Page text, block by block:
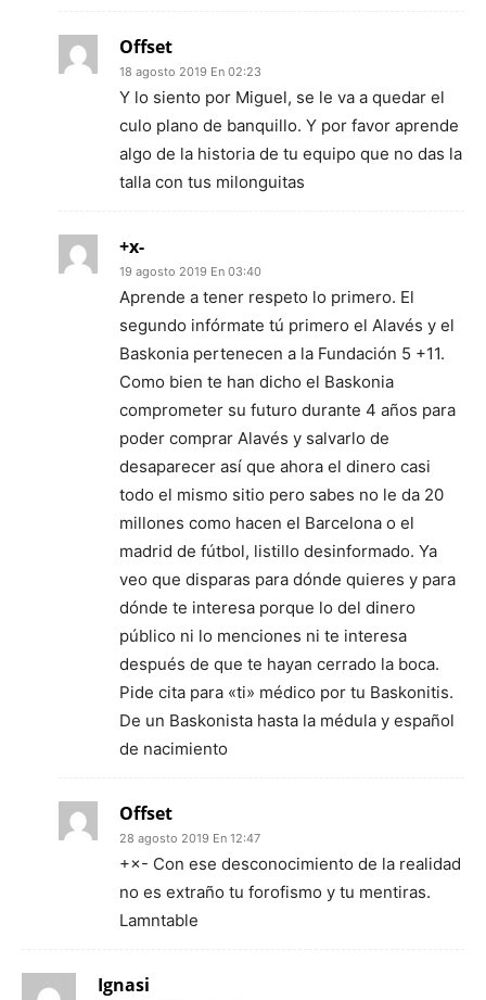
Offset
18 agosto 2019 En 02:23
Y lo siento por Miguel, se le va a quedar el
culo plano de banquillo. Y por favor aprende
algo de la historia de tu equipo que no das la
talla con tus milonguitas
+x-
19 agosto 2019 En 03:40
Aprende a tener respeto lo primero. El
segundo infórmate tú primero el Alavés y el
Baskonia pertenecen a la Fundación 5 +11.
Como bien te han dicho el Baskonia
comprometer su futuro durante 4 años para
poder comprar Alavés y salvarlo de
desaparecer así que ahora el dinero casi
todo el mismo sitio pero sabes no le da 20
millones como hacen el Barcelona o el
madrid de fútbol, listillo desinformado. Ya
veo que disparas para dónde quieres y para
dónde te interesa porque lo del dinero
público ni lo menciones ni te interesa
después de que te hayan cerrado la boca.
Pide cita para «ti» médico por tu Baskonitis.
De un Baskonista hasta la médula y español
de nacimiento
Offset
28 agosto 2019 En 12:47
+×- Con ese desconocimiento de la realidad
no es extraño tu forofismo y tu mentiras.
Lamntable
Ignasi